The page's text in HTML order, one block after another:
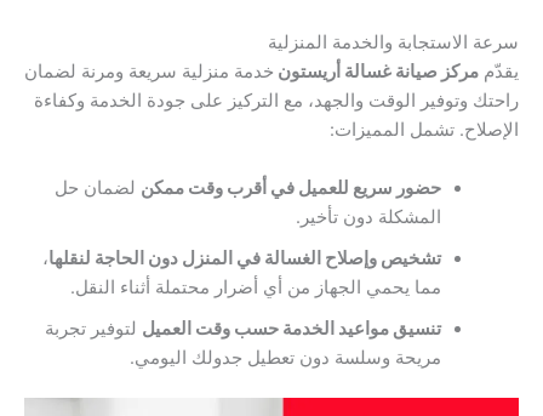
سرعة الاستجابة والخدمة المنزلية
يقدّم مركز صيانة غسالة أريستون خدمة منزلية سريعة ومرنة لضمان
راحتك وتوفير الوقت والجهد، مع التركيز على جودة الخدمة وكفاءة
الإصلاح. تشمل المميزات:
حضور سريع للعميل في أقرب وقت ممكن لضمان حل
المشكلة دون تأخير.
تشخيص وإصلاح الغسالة في المنزل دون الحاجة لنقلها،
مما يحمي الجهاز من أي أضرار محتملة أثناء النقل.
تنسيق مواعيد الخدمة حسب وقت العميل لتوفير تجربة
مريحة وسلسة دون تعطيل جدولك اليومي.